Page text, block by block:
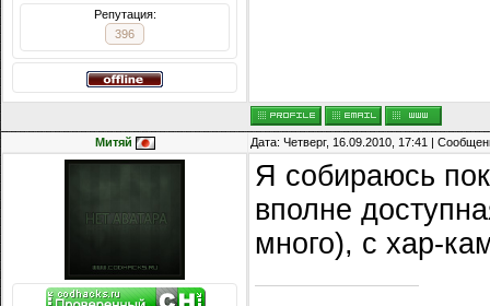
Репутация:
396
Митяй Дата: Четверг, 16.09.2010, 17:41 |
Я собираюсь
вполне
много), с хар-